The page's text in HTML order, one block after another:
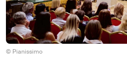
© Pianissimo